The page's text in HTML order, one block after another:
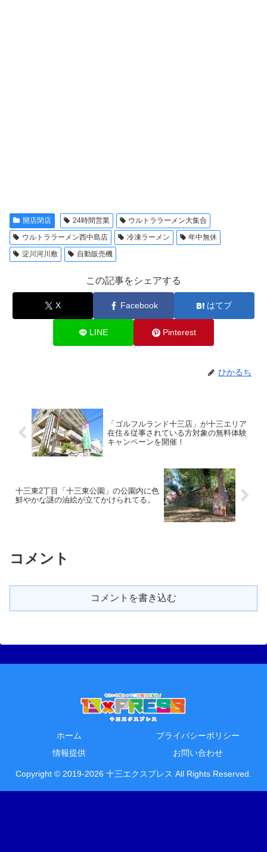
開店閉店 24時間営業
ウルトララーメン大集合
ウルトララーメン西中島店
冷凍ラーメン
年中無休
淀川河川敷
自動販売機
この記事をシェアする
X Facebook はてブ
LINE Pinterest
ひかるち
「ゴルフルランド十三店」が十三エリア
在住＆従事されている方対象の無料体験
キャンペーンを開催！
十三東2丁目「十三東公園」の公園内に色
鮮やかな謎の油絵が立てかけられてる。
コメント
コメントを書き込む
ホーム
プライバシーポリシー
情報提供
お問い合わせ
Copyright © 2019-2026 十三エクスプレス All Rights Reserved.